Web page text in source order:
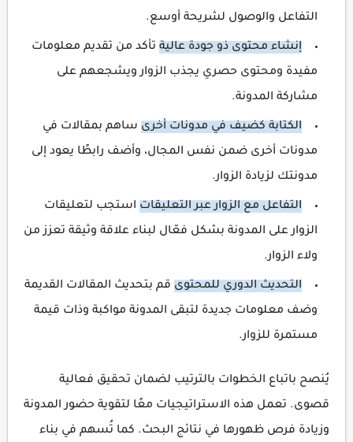
التفاعل والوصول لشريحة أوسع.
إنشاء محتوى ذو جودة عاليةتأكد من تقديم معلومات
مفيدة ومحتوى حصري يجذب الزوار ويشجعهم على
مشاركة المدونة.
الكتابة كضيف في مدونات أخرى ساهم بمقالات في
مدونات أخرى ضمن نفس المجال، وأضف رابطًا يعود إلى
مدونتك لزيادة الزوار.
التفاعل مع الزوار عبر التعليقات استجب لتعليقات
الزوار على المدونة بشكل فعّال لبناء علاقة وثيقة تعزز من
ولاء الزوار.
التحديث الدوري للمحتوى قم بتحديث المقالات القديمة
وضف معلومات جديدة لتبقى المدونة مواكبة وذات قيمة
مستمرة للزوار.
يُنصح باتباع الخطوات بالترتيب لضمان تحقيق فعالية
قصوى. تعمل هذه الاستراتيجيات معًا لتقوية حضور المدونة
وزيادة فرص ظهورها في نتائج البحث. كما تُسهم في بناء